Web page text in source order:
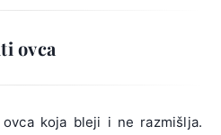
ovca
koja bleji i ne razmišlja.